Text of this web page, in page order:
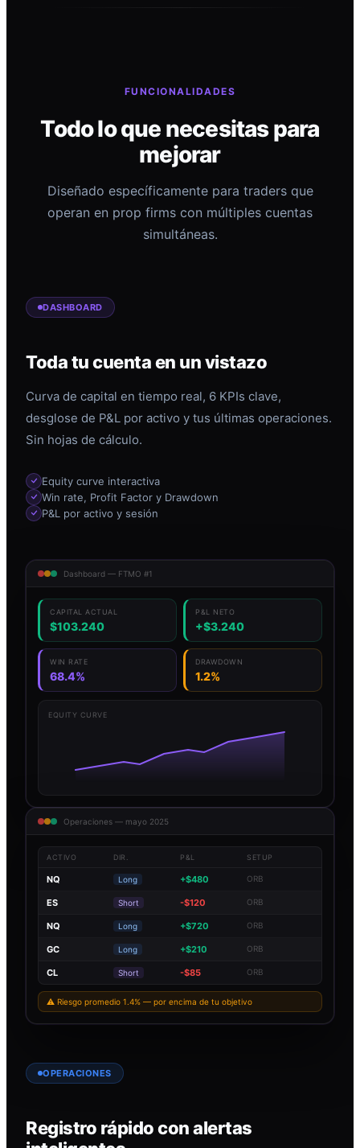
FUNCIONALIDADES
Todo lo que necesitas para
mejorar
Diseñado específicamente para traders que
operan en prop firms con múltiples cuentas
simultáneas.
DASHBOARD
Toda tu cuenta en un vistazo
Curva de capital en tiempo real, 6 KPIs clave,
desglose de P&L por activo y tus últimas operaciones.
Sin hojas de cálculo.
Equity curve interactiva
Win rate, Profit Factor y Drawdown
P&L por activo y sesión
Dashboard — FTMO #1
CAPITAL ACTUAL
$103.240
P&L NETO
+$3.240
WIN RATE
68.4%
DRAWDOWN
1.2%
EQUITY CURVE
Operaciones — mayo 2025
ACTIVO DIR. P&L SETUP
NQ Long +$480 ORB
ES Short -$120 ORB
NQ Long +$720 ORB
GC Long +$210 ORB
CL Short -$85 ORB
⚠ Riesgo promedio 1.4% — por encima de tu objetivo
OPERACIONES
Registro rápido con alertas